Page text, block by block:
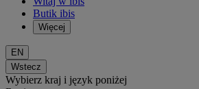
Butik ibis
Więcej
EN
Wstecz
Wybierz kraj i język poniżej